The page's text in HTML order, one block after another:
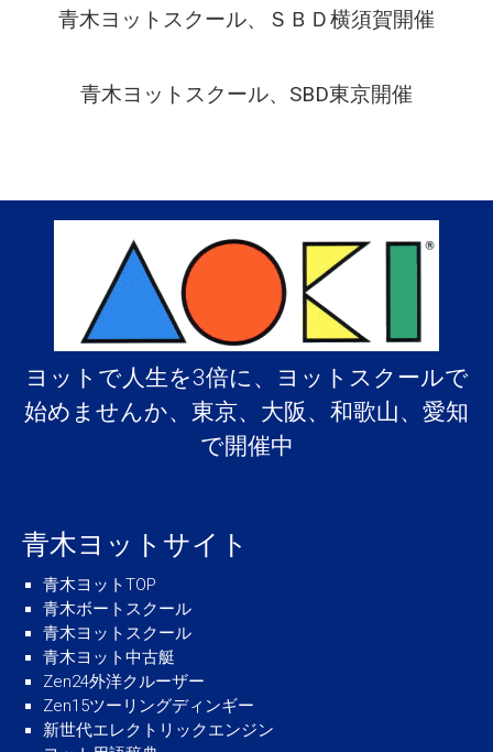
開
催
し
青木ヨットスクール、ＳＢＤ横須賀開催
青木ヨットスクール、SBD東京開催
ヨットで人生を3倍に、ヨットスクールで
始めませんか、東京、大阪、和歌山、愛知
で開催中
青木ヨットサイト
青木ヨットTOP
青木ボートスクール
青木ヨットスクール
青木ヨット中古艇
Zen24外洋クルーザー
Zen15ツーリングディンギー
新世代エレクトリックエンジン